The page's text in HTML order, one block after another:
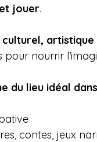
jouer.
culturel, artistique
nourrir
du lieu idéal
contes, jeux